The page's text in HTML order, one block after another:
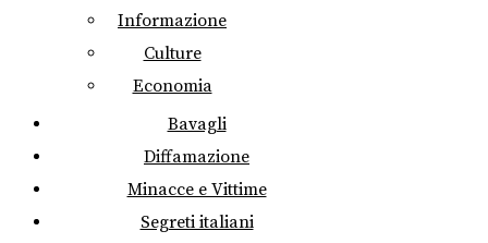
Informazione
Culture
Economia
Bavagli
Diffamazione
Minacce e Vittime
Segreti italiani